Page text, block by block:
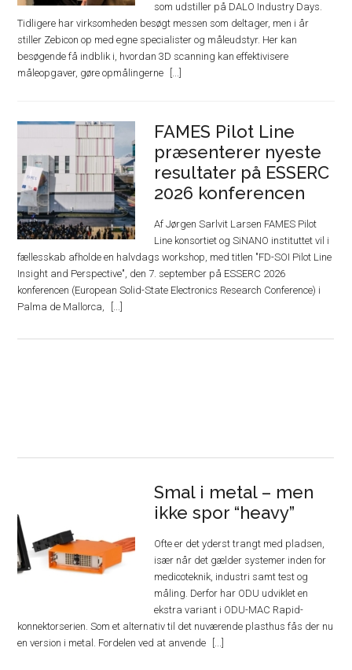
som udstiller på DALO Industry Days.
Tidligere har virksomheden besøgt messen som deltager, men i år
stiller Zebicon op med egne specialister og måleudstyr. Her kan
besøgende få indblik i, hvordan 3D scanning kan effektivisere
måleopgaver, gøre opmålingerne
FAMES Pilot Line
præsenterer nyeste
resultater på ESSERC
2026 konferencen
Af Jørgen Sarlvit Larsen FAMES Pilot
Line konsortiet og SiNANO instituttet vil i
fællesskab afholde en halvdags workshop, med titlen "FD-SOI Pilot Line
Insight and Perspective", den 7. september på ESSERC 2026
konferencen (European Solid-State Electronics Research Conference) i
Palma de Mallorca,
Smal i metal – men
ikke spor “heavy”
Ofte er det yderst trangt med pladsen,
især når det gælder systemer inden for
medicoteknik, industri samt test og
måling. Derfor har ODU udviklet en
ekstra variant i ODU-MAC Rapid-
konnektorserien. Som et alternativ til det nuværende plasthus fås der nu
en version i metal. Fordelen ved at anvende